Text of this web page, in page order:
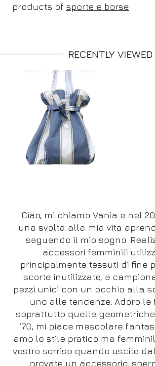
products of sporte e borse
RECENTLY VIEWED
Ciao, mi chiamo Vania e nel
una svolta alla mia vita
seguendo il mio sogno.
accessori femminili
principalmente tessuti di fine
scorte inutilizzate, e
pezzi unici con un occhio alla
uno alle tendenze. Adoro le
soprattutto quelle geometriche
‘70, mi piace mescolare
amo lo stile pratico ma
vostro sorriso quando uscite
provate un accessorio,